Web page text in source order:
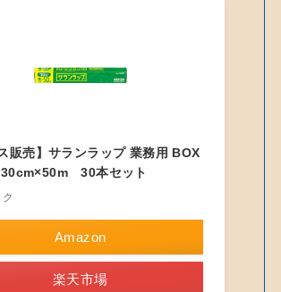
ス販売】サランラップ 業務用 BOX
30cm×50m 30本セット
Amazon
楽天市場